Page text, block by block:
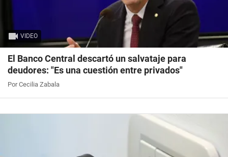
VIDEO
El Banco Central descartó un salvataje para
deudores: "Es una cuestión entre privados"
Por Cecilia Zabala